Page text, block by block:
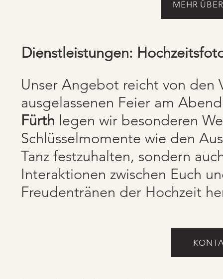
MEHR
Dienstleistungen:
Unser Angebot reicht von den
ausgelassenen Feier am
Fürth legen wir besonderen
Schlüsselmomente wie den
Tanz festzuhalten, sondern
Interaktionen zwischen Euch
Freudentränen der Hochzeit